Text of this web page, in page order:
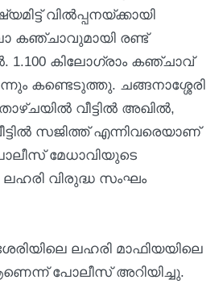
വിൽപ്പനയ്ക്കായി
കഞ്ചാവുമായി രണ്ട്
1.100 കിലോഗ്രാം കഞ്ചാവ്
കണ്ടെടുത്തു. ചങ്ങനാശ്ശേരി
വീട്ടിൽ അഖിൽ,
സജിത്ത് എന്നിവരെയാണ്
മേധാവിയുടെ
വിരുദ്ധ സംഘം
ലഹരി മാഫിയയിലെ
പോലീസ് അറിയിച്ചു.